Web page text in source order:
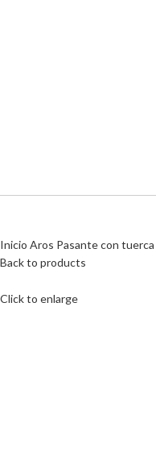
Inicio Aros Pasante con tuerca
Back to products
Click to enlarge